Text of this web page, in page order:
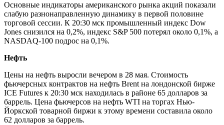
Основные индикаторы американского рынка акций показали
слабую разнонаправленную динамику в первой половине
торговой сессии. К 20:30 мск промышленный индекс Dow
Jones снизился на 0,2%, индекс S&P 500 потерял около 0,1%, а
NASDAQ-100 подрос на 0,1%.
Нефть
Цены на нефть выросли вечером в 28 мая. Стоимость
фьючерсных контрактов на нефть Brent на лондонской бирже
ICE Futures к 20:30 мск находилась в районе 65 долларов за
баррель. Цена фьючерсов на нефть WTI на торгах Нью-
Йоркской товарной биржи к этому времени составила около
62 долларов за баррель.